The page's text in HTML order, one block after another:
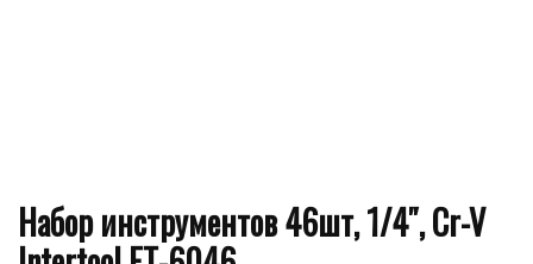
Набор инструментов 46шт, 1/4″, Cr-V